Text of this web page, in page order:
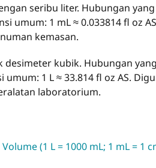
seribu liter. Hubungan yang
umum: 1 mL ≈ 0.033814 fl oz
kemasan.
kubik. Hubungan
umum: 1 L ≈ 33.814 fl oz AS.
laboratorium.
(1 L = 1000 mL; 1 mL = 1